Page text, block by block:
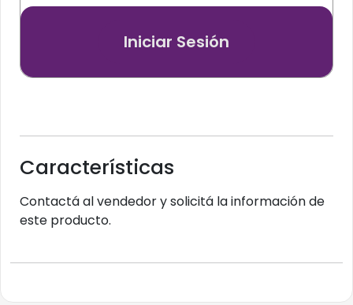
Iniciar Sesión
Características
Contactá al vendedor y solicitá la información de
este producto.